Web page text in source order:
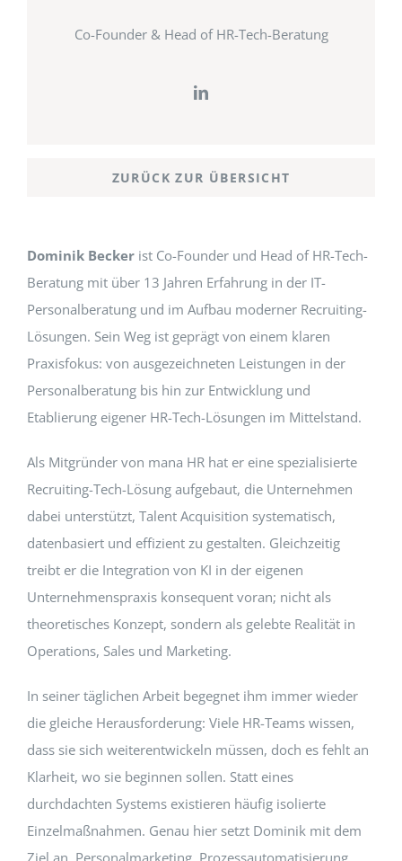
Co-Founder & Head of HR-Tech-Beratung
ZURÜCK ZUR ÜBERSICHT
Dominik Beckerist Co-Founder und Head of HR-Tech-
Beratung mit über 13 Jahren Erfahrung in der IT-
Personalberatung und im Aufbau moderner Recruiting-
Lösungen. Sein Weg ist geprägt von einem klaren
Praxisfokus: von ausgezeichneten Leistungen in der
Personalberatung bis hin zur Entwicklung und
Etablierung eigener HR-Tech-Lösungen im Mittelstand.
Als Mitgründer von mana HR hat er eine spezialisierte
Recruiting-Tech-Lösung aufgebaut, die Unternehmen
dabei unterstützt, Talent Acquisition systematisch,
datenbasiert und effizient zu gestalten. Gleichzeitig
treibt er die Integration von KI in der eigenen
Unternehmenspraxis konsequent voran; nicht als
theoretisches Konzept, sondern als gelebte Realität in
Operations, Sales und Marketing.
In seiner täglichen Arbeit begegnet ihm immer wieder
die gleiche Herausforderung: Viele HR-Teams wissen,
dass sie sich weiterentwickeln müssen, doch es fehlt an
Klarheit, wo sie beginnen sollen. Statt eines
durchdachten Systems existieren häufig isolierte
Einzelmaßnahmen. Genau hier setzt Dominik mit dem
Ziel an, Personalmarketing, Prozessautomatisierung